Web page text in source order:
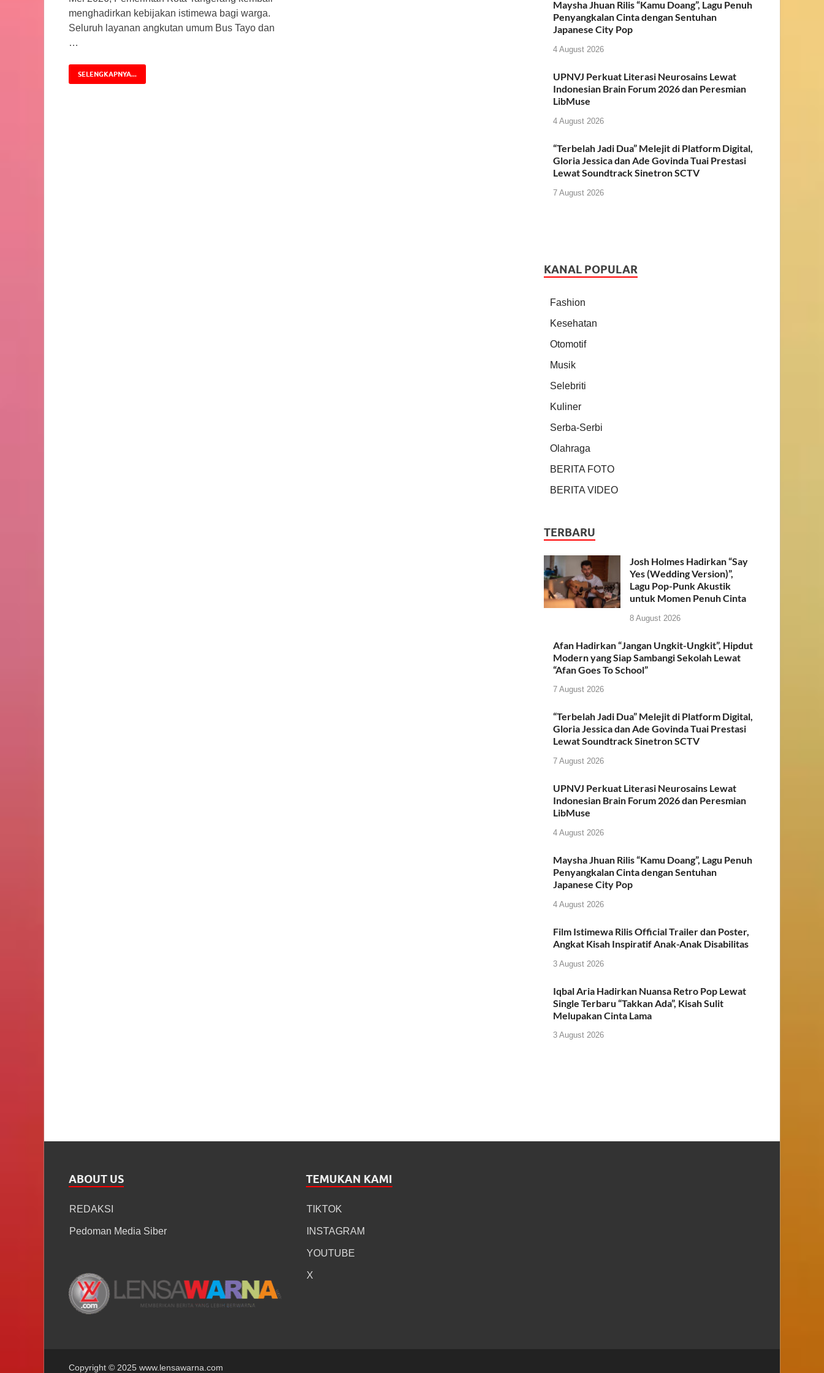
menghadirkan kebijakan istimewa bagi warga.
Seluruh layanan angkutan umum Bus Tayo dan
…
SELENGKAPNYA...
Maysha Jhuan Rilis “Kamu Doang”, Lagu Penuh
Penyangkalan Cinta dengan Sentuhan
Japanese City Pop
4 August 2026
UPNVJ Perkuat Literasi Neurosains Lewat
Indonesian Brain Forum 2026 dan Peresmian
LibMuse
4 August 2026
“Terbelah Jadi Dua” Melejit di Platform Digital,
Gloria Jessica dan Ade Govinda Tuai Prestasi
Lewat Soundtrack Sinetron SCTV
7 August 2026
KANAL POPULAR
Fashion
Kesehatan
Otomotif
Musik
Selebriti
Kuliner
Serba-Serbi
Olahraga
BERITA FOTO
BERITA VIDEO
TERBARU
Josh Holmes Hadirkan “Say
Yes (Wedding Version)”,
Lagu Pop-Punk Akustik
untuk Momen Penuh Cinta
8 August 2026
Afan Hadirkan “Jangan Ungkit-Ungkit”, Hipdut
Modern yang Siap Sambangi Sekolah Lewat
“Afan Goes To School”
7 August 2026
“Terbelah Jadi Dua” Melejit di Platform Digital,
Gloria Jessica dan Ade Govinda Tuai Prestasi
Lewat Soundtrack Sinetron SCTV
7 August 2026
UPNVJ Perkuat Literasi Neurosains Lewat
Indonesian Brain Forum 2026 dan Peresmian
LibMuse
4 August 2026
Maysha Jhuan Rilis “Kamu Doang”, Lagu Penuh
Penyangkalan Cinta dengan Sentuhan
Japanese City Pop
4 August 2026
Film Istimewa Rilis Official Trailer dan Poster,
Angkat Kisah Inspiratif Anak-Anak Disabilitas
3 August 2026
Iqbal Aria Hadirkan Nuansa Retro Pop Lewat
Single Terbaru “Takkan Ada”, Kisah Sulit
Melupakan Cinta Lama
3 August 2026
ABOUT US
REDAKSI
Pedoman Media Siber
TEMUKAN KAMI
TIKTOK
INSTAGRAM
YOUTUBE
X
Copyright © 2025 www.lensawarna.com